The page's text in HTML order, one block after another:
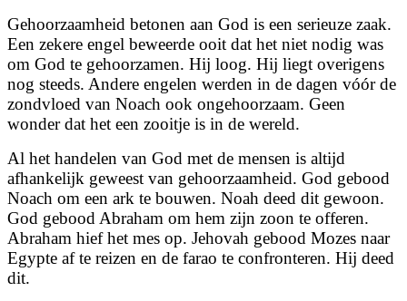
Gehoorzaamheid betonen aan God is een serieuze zaak.
Een zekere engel beweerde ooit dat het niet nodig was
om God te gehoorzamen. Hij loog. Hij liegt overigens
nog steeds. Andere engelen werden in de dagen vóór de
zondvloed van Noach ook ongehoorzaam. Geen
wonder dat het een zooitje is in de wereld.
Al het handelen van God met de mensen is altijd
afhankelijk geweest van gehoorzaamheid. God gebood
Noach om een ark te bouwen. Noah deed dit gewoon.
God gebood Abraham om hem zijn zoon te offeren.
Abraham hief het mes op. Jehovah gebood Mozes naar
Egypte af te reizen en de farao te confronteren. Hij deed
dit.